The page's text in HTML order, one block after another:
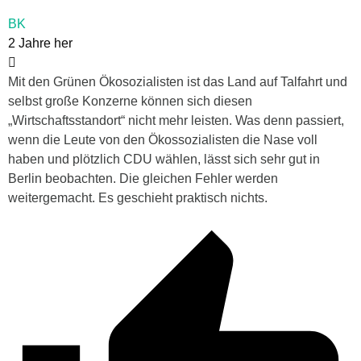
BK
2 Jahre her
Mit den Grünen Ökosozialisten ist das Land auf Talfahrt und
selbst große Konzerne können sich diesen
„Wirtschaftsstandort“ nicht mehr leisten. Was denn passiert,
wenn die Leute von den Ökossozialisten die Nase voll
haben und plötzlich CDU wählen, lässt sich sehr gut in
Berlin beobachten. Die gleichen Fehler werden
weitergemacht. Es geschieht praktisch nichts.